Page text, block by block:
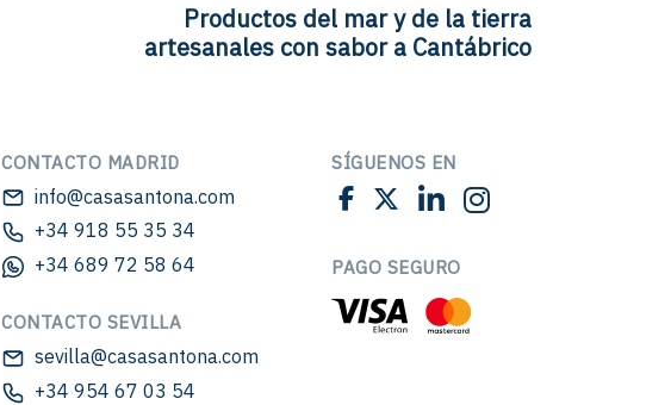
Productos del mar y de la tierra
artesanales con sabor a Cantábrico
CONTACTO MADRID
info@casasantona.com
+34 918 55 35 34
+34 689 72 58 64
CONTACTO SEVILLA
sevilla@casasantona.com
+34 954 67 03 54
SÍGUENOS EN
PAGO SEGURO